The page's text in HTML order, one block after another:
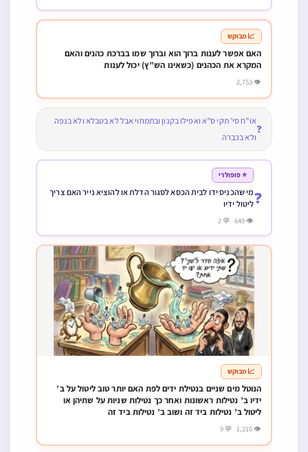
📈 מבוקש
האם אפשר לענות ברוך הוא וברוך שמו בברכת כהנים והאם
המקרא את הכהנים (כשאינו הש”ץ) יכול לענות
👁 2,753
❓
או”ח סי’ תקי ס”א ואפילו בקנון ובתמחוי אבל לא בטבלא ולא בנפה
ולא בכברה
❓
⭐ פופולרי
מי שהכניס ידו לבית הכסא לסגור הדלת או להוציא נייר האם צריך
ליטול ידיו
👁 649 💬 2
📈 מבוקש
הנוטל מים שניים בנטילת ידים לפת האם יותר טוב ליטול על ב’
ידיו ב’ נטילות ראשונות ואחר כך נטילות שניות על שתיהן או
ליטול ב’ נטילות ביד זה ושוב ב’ נטילות ביד זה
👁 1,210 💬 9